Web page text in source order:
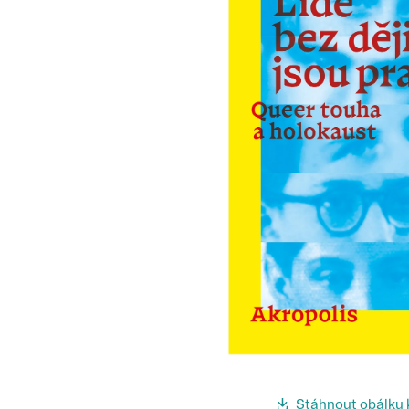
Stáhnout obálku